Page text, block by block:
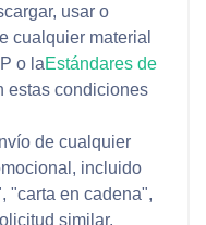
usar o
cualquier material
o laEstándares de
estas condiciones
de cualquier
incluido
"carta en cadena",
similar.